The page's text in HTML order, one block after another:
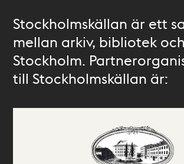
Stockholmskällan är ett
mellan arkiv, bibliotek
Stockholm.
till Stockholmskällan är: